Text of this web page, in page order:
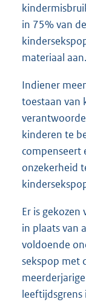
in 75% van
materiaal aan.
Indiener
toestaan van
kinderen te
compenseert
onzekerheid
Er is
in plaats van
voldoende
sekspop met
leeftijdsgrens